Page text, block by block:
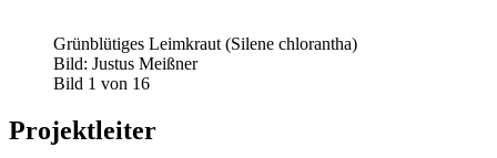
Grünblütiges Leimkraut (Silene chlorantha)
Bild: Justus Meißner
Bild 1 von 16
Projektleiter